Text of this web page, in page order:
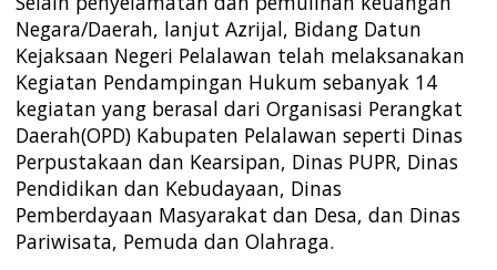
Negara/Daerah, lanjut Azrijal, Bidang Datun
Kejaksaan Negeri Pelalawan telah melaksanakan
Kegiatan Pendampingan Hukum sebanyak 14
kegiatan yang berasal dari Organisasi Perangkat
Daerah(OPD) Kabupaten Pelalawan seperti Dinas
Perpustakaan dan Kearsipan, Dinas PUPR, Dinas
Pendidikan dan Kebudayaan, Dinas
Pemberdayaan Masyarakat dan Desa, dan Dinas
Pariwisata, Pemuda dan Olahraga.